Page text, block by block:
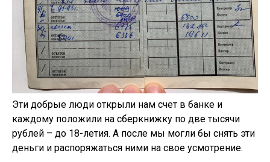
Эти добрые люди открыли нам счет в банке и
каждому положили на сберкнижку по две тысячи
рублей – до 18-летия. А после мы могли бы снять эти
деньги и распоряжаться ними на свое усмотрение.